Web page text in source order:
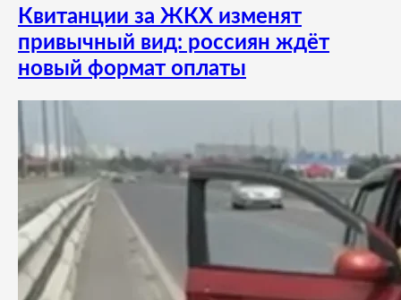
Квитанции за ЖКХ изменят
привычный вид: россиян ждёт
новый формат оплаты